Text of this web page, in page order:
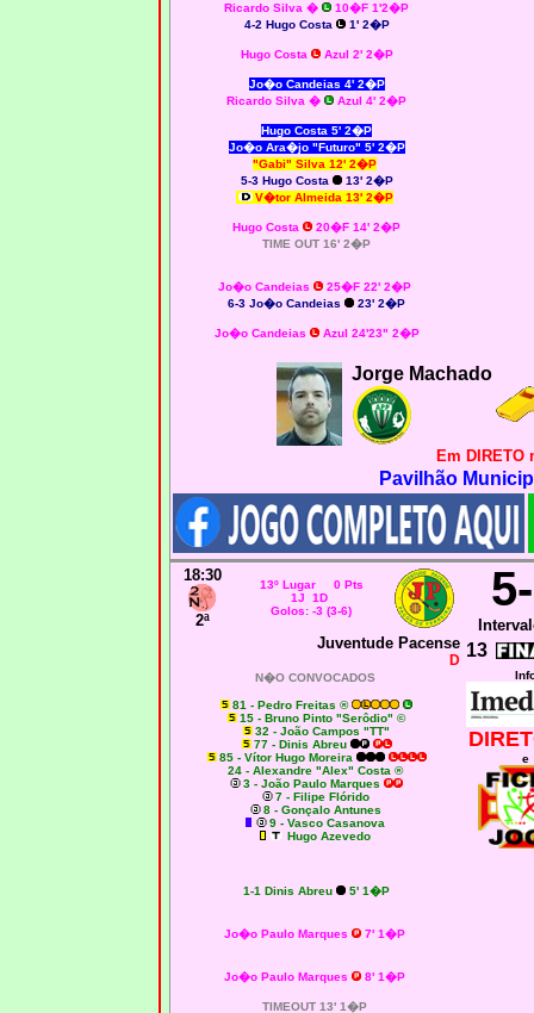
Ricardo Silva �
10�F 1'2�P
4-2 Hugo Costa
1' 2�P
Hugo Costa Azul 2' 2�P
Jo�o Candeias 4' 2�P
Ricardo Silva � Azul 4' 2�P
Hugo Costa 5' 2�P
Jo�o Ara�jo "Futuro" 5' 2�P
"Gabi" Silva 12' 2�P
5-3 Hugo Costa
13' 2�P
V�tor Almeida 13' 2�P
Hugo Costa
20�F 14' 2�P
TIME OUT 16' 2�P
Jo�o Candeias
25�F 22' 2�P
6-3 Jo�o Candeias
23' 2�P
Jo�o Candeias Azul 24'23" 2�P
Jorge Machado
Em DIRETO
Pavilhão
18:30
2ª
13º Lugar 0 Pts
1J 1D
Golos: -3 (3-6)
Juventude Pacense
D 13
N�O CONVOCADOS
81 - Pedro Freitas ®
15 - Bruno Pinto "Serôdio" ©
32 - João Campos "TT"
77 - Dinis Abreu
85 - Vítor Hugo Moreira
24 - Alexandre "Alex" Costa ®
3 - João Paulo Marques
7 - Filipe Flórido
8 - Gonçalo Antunes
9 - Vasco Casanova
Hugo Azevedo
1-1 Dinis Abreu 5' 1�P
Jo�o Paulo Marques 7' 1�P
Jo�o Paulo Marques 8' 1�P
TIMEOUT 13' 1�P
e